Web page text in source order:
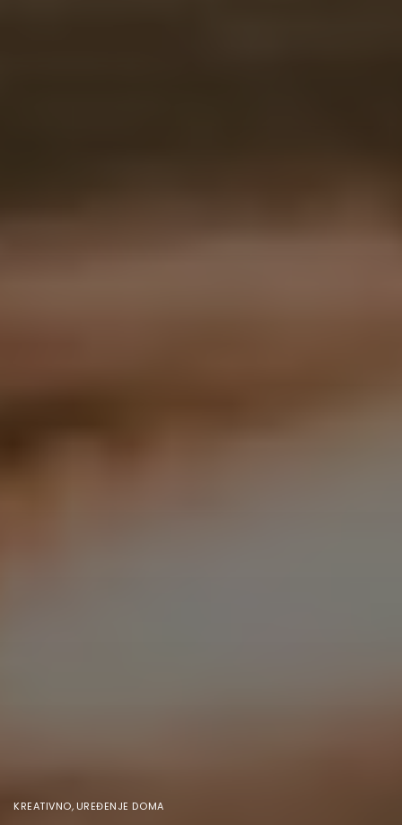
KREATIVNO, UREĐENJE DOMA